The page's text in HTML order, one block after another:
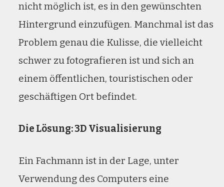
nicht möglich ist, es in den gewünschten
Hintergrund einzufügen. Manchmal ist das
Problem genau die Kulisse, die vielleicht
schwer zu fotografieren ist und sich an
einem öffentlichen, touristischen oder
geschäftigen Ort befindet.
Die Lösung: 3D Visualisierung
Ein Fachmann ist in der Lage, unter
Verwendung des Computers eine